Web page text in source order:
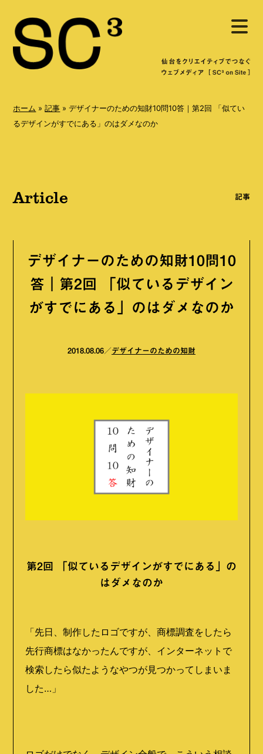
メ
ニ
を
開
く
ホーム »記事 »デザイナーのための知財10問10答｜第2回 「似てい
るデザインがすでにある」のはダメなのか
Article 記事
デザイナーのための知財10問10
答｜第2回 「似ているデザイン
がすでにある」のはダメなのか
2018.08.06 デザイナーのための知財
第2回 「似ているデザインがすでにある」の
はダメなのか
「先日、制作したロゴですが、商標調査をしたら
先行商標はなかったんですが、インターネットで
検索したら似たようなやつが見つかってしまいま
した…」